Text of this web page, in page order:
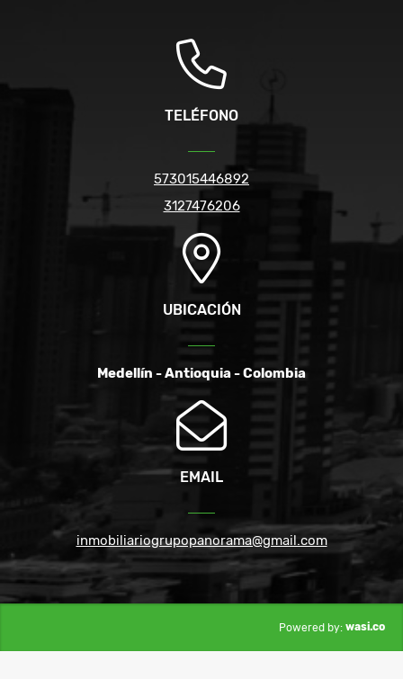
TELÉFONO
573015446892
3127476206
UBICACIÓN
Medellín - Antioquia - Colombia
EMAIL
inmobiliariogrupopanorama@gmail.com
Powered by: wasi.co